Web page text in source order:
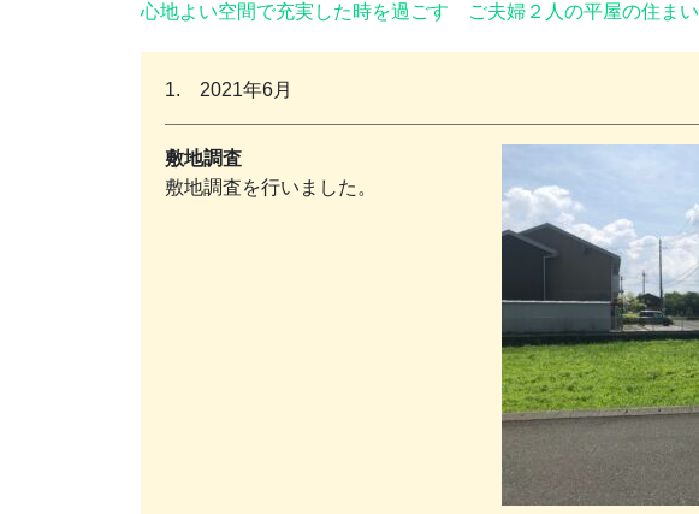
心地よい空間で充実した時を過ごす ご夫婦２人の平屋の住まい
1. 2021年6月
敷地調査
敷地調査を行いました。